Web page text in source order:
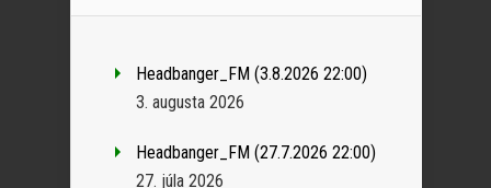
Headbanger_FM (3.8.2026 22:00)
3. augusta 2026
Headbanger_FM (27.7.2026 22:00)
27. júla 2026